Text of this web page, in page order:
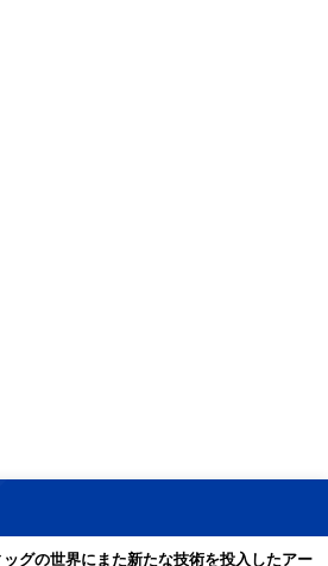
ッグの世界にまた新たな技術を投入したアー